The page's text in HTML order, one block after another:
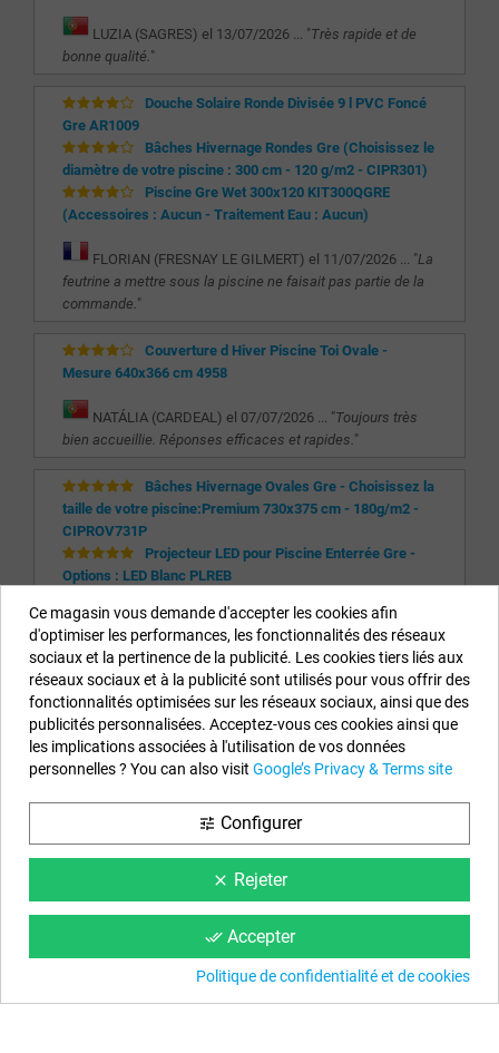
LUZIA (SAGRES) el 13/07/2026 ... "Très rapide et de
bonne qualité."
Douche Solaire Ronde Divisée 9 l PVC Foncé
Gre AR1009
Bâches Hivernage Rondes Gre (Choisissez le
diamètre de votre piscine : 300 cm - 120 g/m2 - CIPR301)
Piscine Gre Wet 300x120 KIT300QGRE
(Accessoires : Aucun - Traitement Eau : Aucun)
FLORIAN (FRESNAY LE GILMERT) el 11/07/2026 ... "La
feutrine a mettre sous la piscine ne faisait pas partie de la
commande."
Couverture d Hiver Piscine Toi Ovale -
Mesure 640x366 cm 4958
NATÁLIA (CARDEAL) el 07/07/2026 ... "Toujours très
bien accueillie. Réponses efficaces et rapides."
Bâches Hivernage Ovales Gre - Choisissez la
taille de votre piscine:Premium 730x375 cm - 180g/m2 -
CIPROV731P
Projecteur LED pour Piscine Enterrée Gre -
Options : LED Blanc PLREB
BRUNO (RIO DE MOURO) el 07/07/2026 ... ""
Informations sur notre boutique
EYAROC COMPANY SL (FR04851917500)
Appelez-nous maintenant (FR) : 0187 654 060
Appelez-nous maintenant (BE) :234 20828
Lundi au Vendredi de 9 h à 14 h et de 15 h à 18 h
info@piscinehorssol.com
Instagram
Ce magasin vous demande d'accepter les cookies afin
d'optimiser les performances, les fonctionnalités des réseaux
sociaux et la pertinence de la publicité. Les cookies tiers liés aux
réseaux sociaux et à la publicité sont utilisés pour vous offrir des
fonctionnalités optimisées sur les réseaux sociaux, ainsi que des
publicités personnalisées. Acceptez-vous ces cookies ainsi que
les implications associées à l'utilisation de vos données
personnelles ? You can also visit Google’s Privacy & Terms site
tune Configurer
clear Rejeter
done_all Accepter
Politique de confidentialité et de cookies